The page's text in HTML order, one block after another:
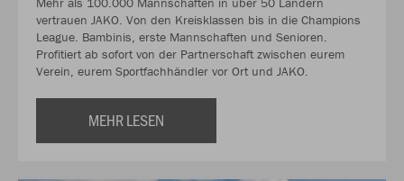
vertrauen JAKO. Von den Kreisklassen bis in die Champions
League. Bambinis, erste Mannschaften und Senioren.
Profitiert ab sofort von der Partnerschaft zwischen eurem
Verein, eurem Sportfachhändler vor Ort und JAKO.
MEHR LESEN